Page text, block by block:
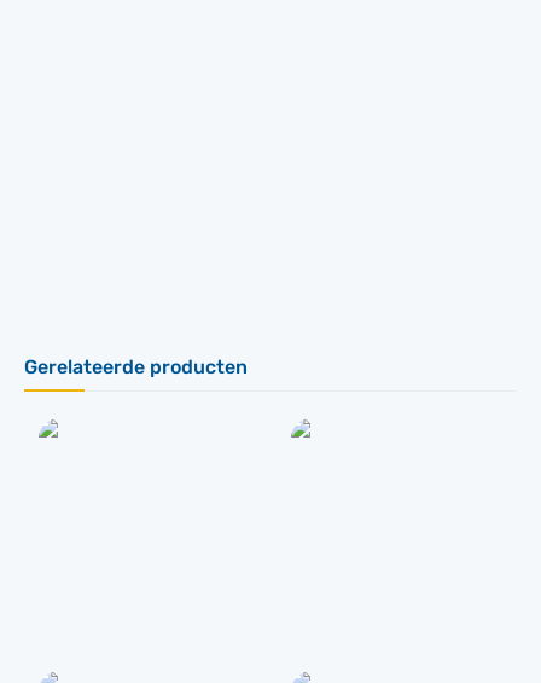
Gerelateerde producten